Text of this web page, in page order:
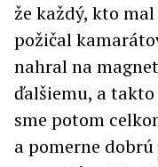
že každý, kto
požičal
nahral na
ďalšiemu, a
sme potom
a pomerne